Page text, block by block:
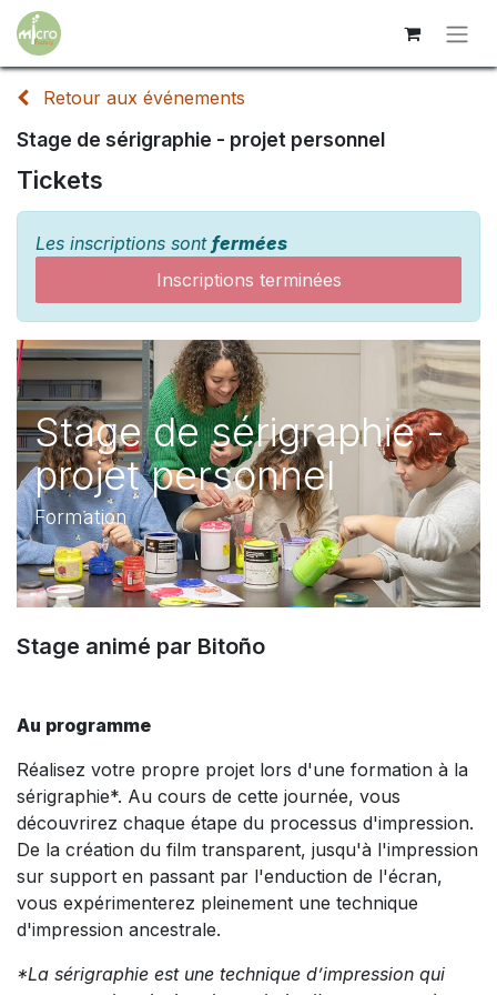
Retour aux événements
Stage de sérigraphie - projet personnel
Tickets
Les inscriptions sont fermées
Inscriptions terminées
Stage de sérigraphie -
projet personnel
Formation
Stage animé par Bitoño
Au programme
Réalisez votre propre projet lors d'une formation à la
sérigraphie*. Au cours de cette journée, vous
découvrirez chaque étape du processus d'impression.
De la création du film transparent, jusqu'à l'impression
sur support en passant par l'enduction de l'écran,
vous expérimenterez pleinement une technique
d'impression ancestrale.
*La sérigraphie est une technique d’impression qui